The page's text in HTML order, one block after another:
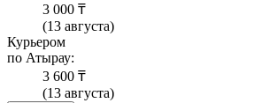
3 000 ₸
(13 августа)
Курьером
по Атырау:
3 600 ₸
(13 августа)